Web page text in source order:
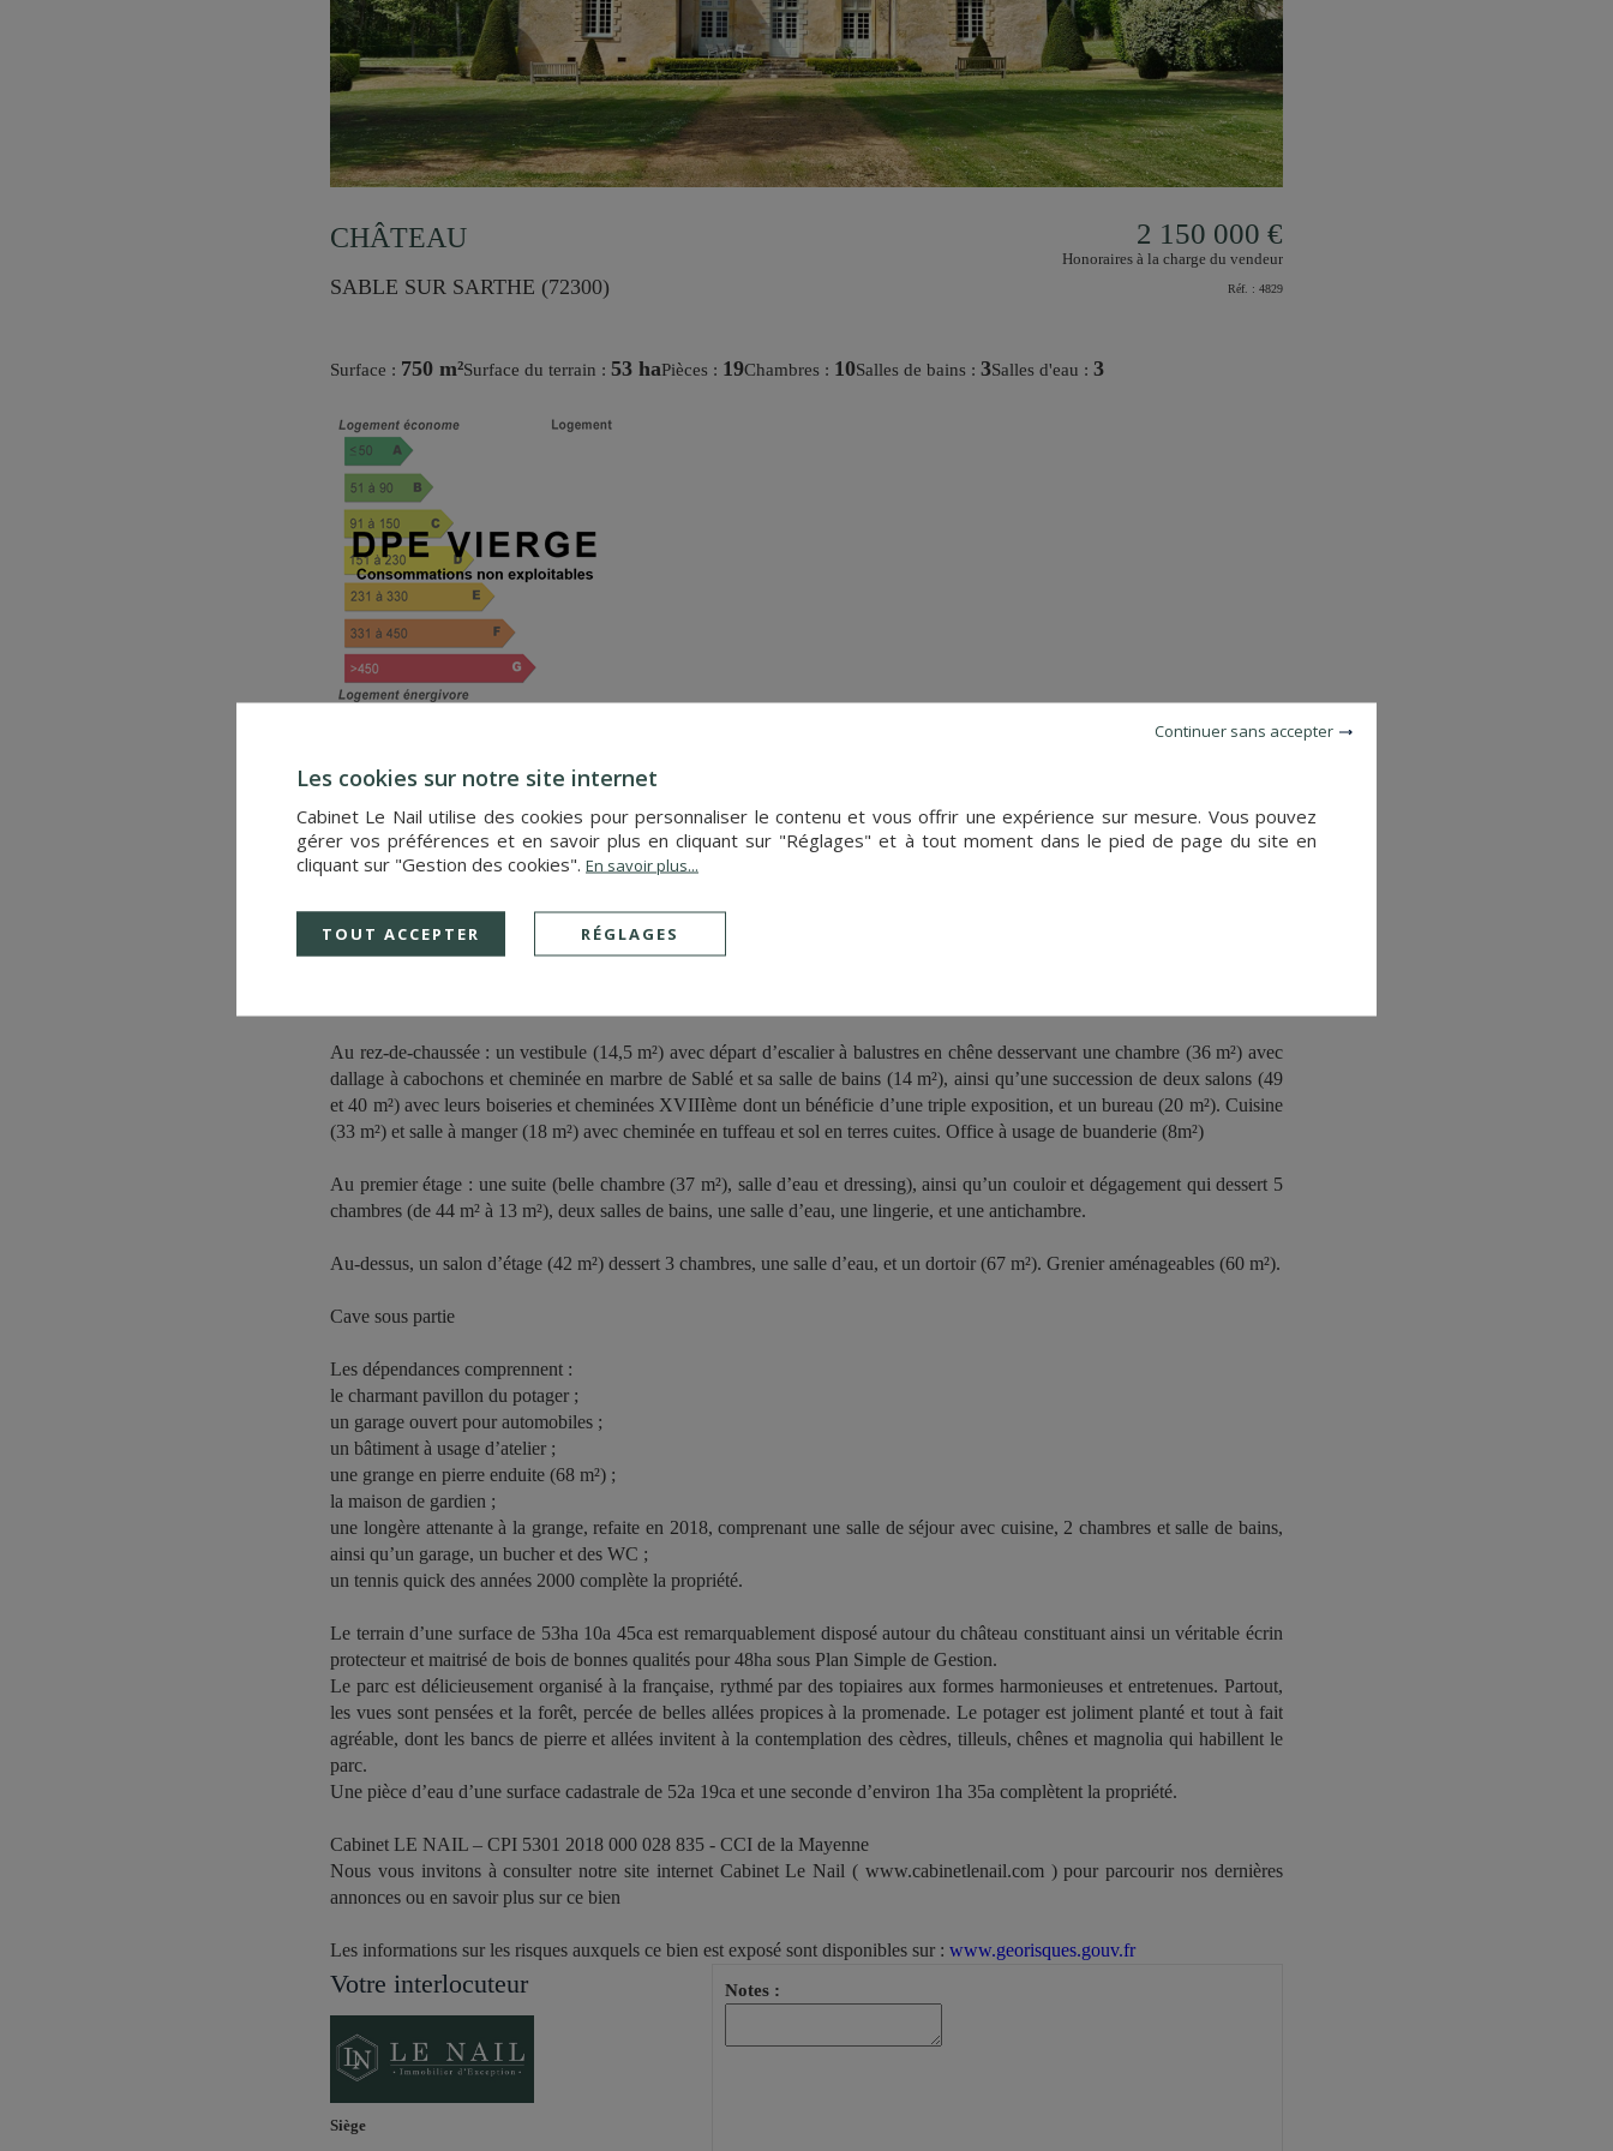
CHÂTEAU
SABLE SUR SARTHE (72300)
2 150 000 €
Honoraires à la charge du vendeur
Réf. : 4829
Surface : 750 m² Surface du terrain :53 ha pièces : 19 chambres : 10 salles de bains :3 salles d'eau :3
Aux confins du Maine et de l’Anjou, entre Angers et Le Mans, cette propriété exceptionnelle bénéficie d’un environnement
très privilégié. Elle est facilement accessible par l’autoroute mais également par le TGV (gare à 20 km).
Le château est composé d’un corps central flanqué de deux pavillons, auquel est adjoint, entre ceux-ci et à l’arrière, un
optimale et agréable. En symétrie, une terrasse est installée entre les deux pavillons latéraux.
A l’intérieur, la majorité des décors sont d’époque XVIIème.
Au rez-de-chaussée : un vestibule (14,5 m²) avec départ d’escalier à balustres en chêne desservant une chambre (36 m²) avec
dallage à cabochons et cheminée en marbre de Sablé et sa salle de bains (14 m²), ainsi qu’une succession de deux salons (49
et 40 m²) avec leurs boiseries et cheminées XVIIIème dont un bénéficie d’une triple exposition, et un bureau (20 m²). Cuisine
(33 m²) et salle à manger (18 m²) avec cheminée en tuffeau et sol en terres cuites. Office à usage de buanderie (8m²)
Au premier étage : une suite (belle chambre (37 m²), salle d’eau et dressing), ainsi qu’un couloir et dégagement qui dessert 5
chambres (de 44 m² à 13 m²), deux salles de bains, une salle d’eau, une lingerie, et une antichambre.
Au-dessus, un salon d’étage (42 m²) dessert 3 chambres, une salle d’eau, et un dortoir (67 m²). Grenier aménageables (60 m²).
Cave sous partie
Les dépendances comprennent :
le charmant pavillon du potager ;
un garage ouvert pour automobiles ;
un bâtiment à usage d’atelier ;
une grange en pierre enduite (68 m²) ;
la maison de gardien ;
une longère attenante à la grange, refaite en 2018, comprenant une salle de séjour avec cuisine, 2 chambres et salle de bains,
ainsi qu’un garage, un bucher et des WC ;
un tennis quick des années 2000 complète la propriété.
Le terrain d’une surface de 53ha 10a 45ca est remarquablement disposé autour du château constituant ainsi un véritable écrin
protecteur et maitrisé de bois de bonnes qualités pour 48ha sous Plan Simple de Gestion.
Le parc est délicieusement organisé à la française, rythmé par des topiaires aux formes harmonieuses et entretenues. Partout,
les vues sont pensées et la forêt, percée de belles allées propices à la promenade. Le potager est joliment planté et tout à fait
agréable, dont les bancs de pierre et allées invitent à la contemplation des cèdres, tilleuls, chênes et magnolia qui habillent le
parc.
Une pièce d’eau d’une surface cadastrale de 52a 19ca et une seconde d’environ 1ha 35a complètent la propriété.
Cabinet LE NAIL – CPI 5301 2018 000 028 835 - CCI de la Mayenne
Nous vous invitons à consulter notre site internet Cabinet Le Nail ( www.cabinetlenail.com ) pour parcourir nos dernières
annonces ou en savoir plus sur ce bien
Les informations sur les risques auxquels ce bien est exposé sont disponibles sur :www.georisques.gouv.fr
Votre interlocuteur
Siège
Notes :
Continuer sans accepter
Les cookies sur notre site internet
Cabinet Le Nail utilise des cookies pour personnaliser le contenu et vous offrir une expérience sur mesure. Vous pouvez
gérer vos préférences et en savoir plus en cliquant sur "Réglages" et à tout moment dans le pied de page du site en
cliquant sur "Gestion des cookies". En savoir plus...
TOUT ACCEPTER RÉGLAGES